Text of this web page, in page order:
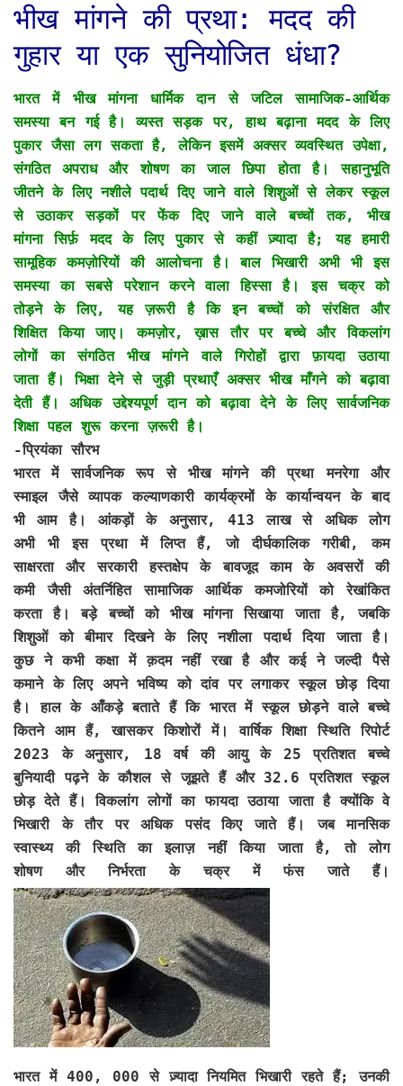
भीख मांगने की प्रथा: मदद की
गुहार या एक सुनियोजित धंधा?
भारत में भीख मांगना धार्मिक दान से जटिल सामाजिक-आर्थिक
समस्या बन गई है। व्यस्त सड़क पर, हाथ बढ़ाना मदद के लिए
पुकार जैसा लग सकता है, लेकिन इसमें अक्सर व्यवस्थित उपेक्षा,
संगठित अपराध और शोषण का जाल छिपा होता है। सहानुभूति
जीतने के लिए नशीले पदार्थ दिए जाने वाले शिशुओं से लेकर स्कूल
से उठाकर सड़कों पर फेंक दिए जाने वाले बच्चों तक, भीख
मांगना सिर्फ़ मदद के लिए पुकार से कहीं ज़्यादा है; यह हमारी
सामूहिक कमज़ोरियों की आलोचना है। बाल भिखारी अभी भी इस
समस्या का सबसे परेशान करने वाला हिस्सा है। इस चक्र को
तोड़ने के लिए, यह ज़रूरी है कि इन बच्चों को संरक्षित और
शिक्षित किया जाए। कमज़ोर, ख़ास तौर पर बच्चे और विकलांग
लोगों का संगठित भीख मांगने वाले गिरोहों द्वारा फ़ायदा उठाया
जाता हैं। भिक्षा देने से जुड़ी प्रथाएँ अक्सर भीख माँगने को बढ़ावा
देती हैं। अधिक उद्देश्यपूर्ण दान को बढ़ावा देने के लिए सार्वजनिक
शिक्षा पहल शुरू करना ज़रूरी है।
-प्रियंका सौरभ
भारत में सार्वजनिक रूप से भीख मांगने की प्रथा मनरेगा और
स्माइल जैसे व्यापक कल्याणकारी कार्यक्रमों के कार्यान्वयन के बाद
भी आम है। आंकड़ों के अनुसार, 413 लाख से अधिक लोग
अभी भी इस प्रथा में लिप्त हैं, जो दीर्घकालिक गरीबी, कम
साक्षरता और सरकारी हस्तक्षेप के बावजूद काम के अवसरों की
कमी जैसी अंतर्निहित सामाजिक आर्थिक कमजोरियों को रेखांकित
करता है। बड़े बच्चों को भीख मांगना सिखाया जाता है, जबकि
शिशुओं को बीमार दिखने के लिए नशीला पदार्थ दिया जाता है।
कुछ ने कभी कक्षा में क़दम नहीं रखा है और कई ने जल्दी पैसे
कमाने के लिए अपने भविष्य को दांव पर लगाकर स्कूल छोड़ दिया
है। हाल के आँकड़े बताते हैं कि भारत में स्कूल छोड़ने वाले बच्चे
कितने आम हैं, खासकर किशोरों में। वार्षिक शिक्षा स्थिति रिपोर्ट
2023 के अनुसार, 18 वर्ष की आयु के 25 प्रतिशत बच्चे
बुनियादी पढ़ने के कौशल से जूझते हैं और 32.6 प्रतिशत स्कूल
छोड़ देते हैं। विकलांग लोगों का फायदा उठाया जाता है क्योंकि वे
भिखारी के तौर पर अधिक पसंद किए जाते हैं। जब मानसिक
स्वास्थ्य की स्थिति का इलाज़ नहीं किया जाता है, तो लोग
शोषण और निर्भरता के चक्र में फंस जाते हैं।
भारत में 400, 000 से ज़्यादा नियमित भिखारी रहते हैं; उनकी